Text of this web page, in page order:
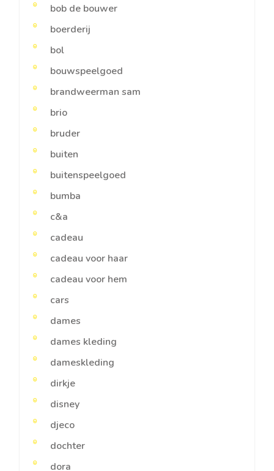
bob de bouwer
boerderij
bol
bouwspeelgoed
brandweerman sam
brio
bruder
buiten
buitenspeelgoed
bumba
c&a
cadeau
cadeau voor haar
cadeau voor hem
cars
dames
dames kleding
dameskleding
dirkje
disney
djeco
dochter
dora